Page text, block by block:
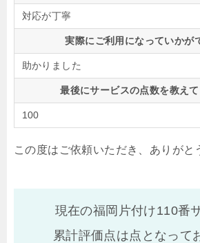
対応が丁寧
実際にご利用になっていかが
助かりました
最後にサービスの点数を教えて
100
この度はご依頼いただき、ありがと
現在の福岡片付け110番
累計評価点は点となって